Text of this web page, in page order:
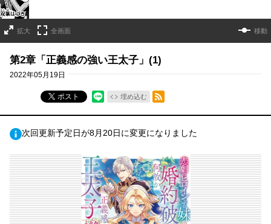
拡大 全画面 移動
第2章「正義感の強い王太子」(1)
2022年05月19日
ポスト 埋め込む
RSSフィード
次回更新予定日が8月20日に変更になりました